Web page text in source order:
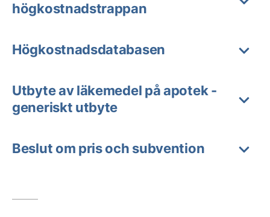
högkostnadstrappan
Högkostnadsdatabasen
Utbyte av läkemedel på apotek -
generiskt utbyte
Beslut om pris och subvention